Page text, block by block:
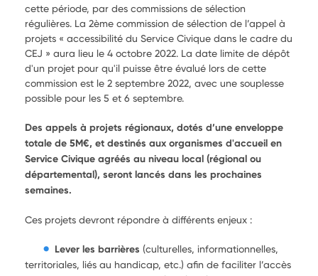
cette période, par des commissions de sélection
régulières. La 2ème commission de sélection de l’appel à
projets « accessibilité du Service Civique dans le cadre du
CEJ » aura lieu le 4 octobre 2022. La date limite de dépôt
d'un projet pour qu'il puisse être évalué lors de cette
commission est le 2 septembre 2022, avec une souplesse
possible pour les 5 et 6 septembre.
Des appels à projets régionaux, dotés d’une enveloppe
totale de 5M€, et destinés aux organismes d'accueil en
Service Civique agréés au niveau local (régional ou
départemental), seront lancés dans les prochaines
semaines.
Ces projets devront répondre à différents enjeux :
Lever les barrières (culturelles, informationnelles,
territoriales, liés au handicap, etc.) afin de faciliter l’accès